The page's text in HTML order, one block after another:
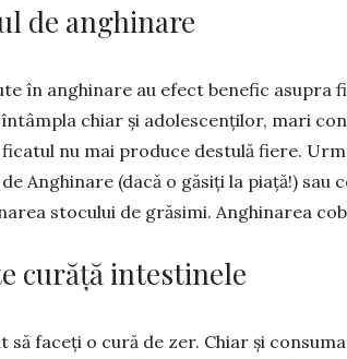
de anghinare
în anghi­nare au efect benefic asupra
în­tâmpla chiar și adolescenților, mari
nu mai pro­duce destulă fiere.
de Anghinare (dacă o găsiți la piață!)
stocului de gră­simi. Anghinarea
curăță intestinele
să faceți o cură de zer. Chiar și